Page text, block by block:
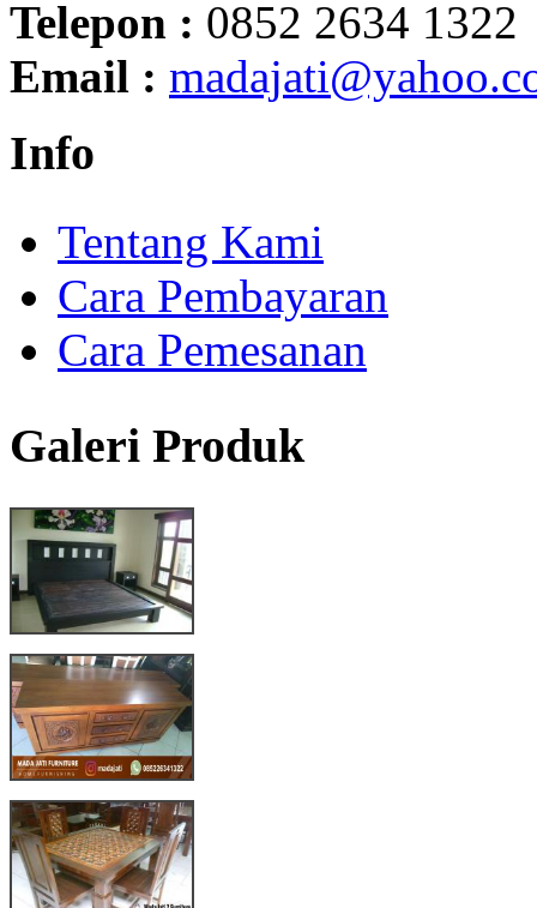
Telepon : 0852 2634 1322
Email :
Info
Tentang Kami
Cara Pembayaran
Cara Pemesanan
Galeri Produk